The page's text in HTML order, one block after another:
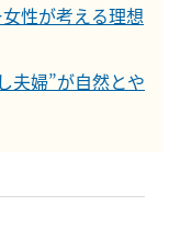
性が考える理想
夫婦”が自然とや